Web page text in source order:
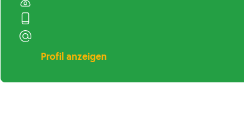
Profil anzeigen